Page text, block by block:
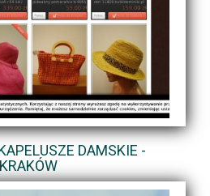
DAMSKIE -
KRAKÓW